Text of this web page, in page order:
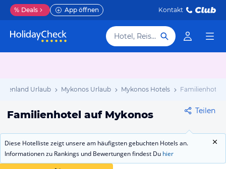
% Deals App öffnen Kontakt
Hotel, Reiseziel
Urlaub Mykonos Urlaub Mykonos Hotels Familienhotel
Familienhotel auf Mykonos Teilen
Diese Hotelliste zeigt unsere am häufigsten gebuchten Hotels an.
Informationen zu Rankings und Bewertungen findest Du hier